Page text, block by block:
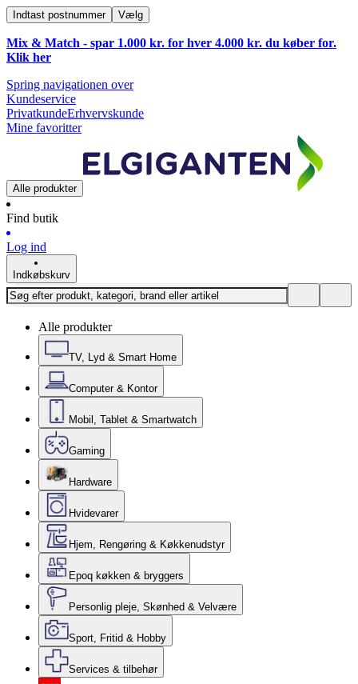
Indtast postnummer Vælg
Mix & Match - spar 1.000 kr. for hver 4.000 kr. du køber for.
Klik her
Spring navigationen over
Kundeservice
PrivatkundeErhvervskunde
Mine favoritter
Alle produkter
Find butik
Log ind
Indkøbskurv
Alle produkter
TV, Lyd & Smart Home
Computer & Kontor
Mobil, Tablet & Smartwatch
Gaming
Hardware
Hvidevarer
Hjem, Rengøring & Køkkenudstyr
Epoq køkken & bryggers
Personlig pleje, Skønhed & Velvære
Sport, Fritid & Hobby
Services & tilbehør